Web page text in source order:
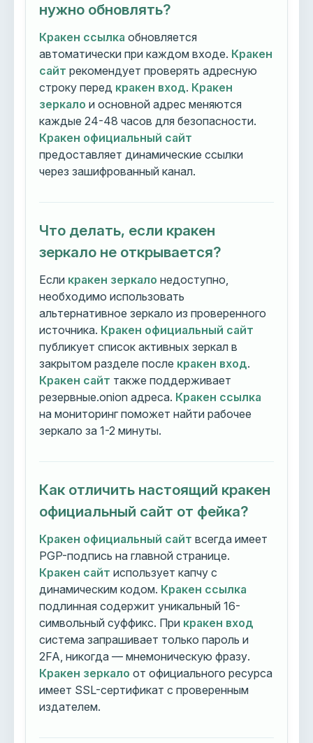
нужно обновлять?
Кракен ссылка обновляется
автоматически при каждом входе. Кракен
сайт рекомендует проверять адресную
строку перед кракен вход. Кракен
зеркало и основной адрес меняются
каждые 24-48 часов для безопасности.
Кракен официальный сайт
предоставляет динамические ссылки
через зашифрованный канал.
Что делать, если кракен
зеркало не открывается?
Если кракен зеркало недоступно,
необходимо использовать
альтернативное зеркало из проверенного
источника. Кракен официальный сайт
публикует список активных зеркал в
закрытом разделе после кракен вход.
Кракен сайт также поддерживает
резервные.onion адреса. Кракен ссылка
на мониторинг поможет найти рабочее
зеркало за 1-2 минуты.
Как отличить настоящий кракен
официальный сайт от фейка?
Кракен официальный сайт всегда имеет
PGP-подпись на главной странице.
Кракен сайт использует капчу с
динамическим кодом. Кракен ссылка
подлинная содержит уникальный 16-
символьный суффикс. При кракен вход
система запрашивает только пароль и
2FA, никогда — мнемоническую фразу.
Кракен зеркало от официального ресурса
имеет SSL-сертификат с проверенным
издателем.